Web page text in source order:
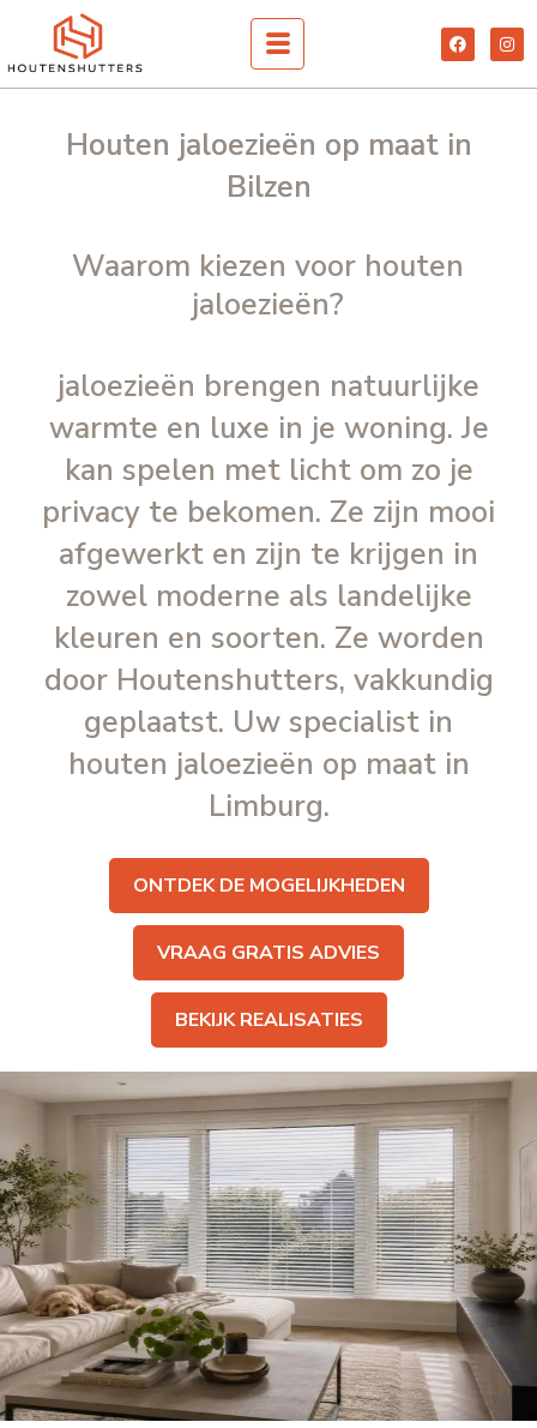
de
F
a
c
e
o
k
I
n
s
t
Houten jaloezieën op maat in
Bilzen
Waarom kiezen voor houten
jaloezieën?
jaloezieën brengen natuurlijke
warmte en luxe in je woning. Je
kan spelen met licht om zo je
privacy te bekomen. Ze zijn mooi
afgewerkt en zijn te krijgen in
zowel moderne als landelijke
kleuren en soorten. Ze worden
door Houtenshutters, vakkundig
geplaatst. Uw specialist in
houten jaloezieën op maat in
Limburg.
........
ONTDEK DE MOGELIJKHEDEN
VRAAG GRATIS ADVIES
BEKIJK REALISATIES